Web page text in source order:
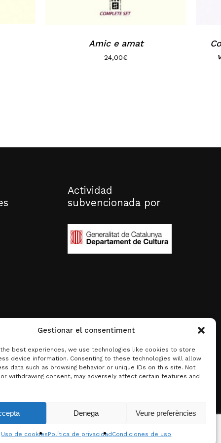
Gestionar el consentiment
best experiences, we use technologies like cookies to store
device information. Consenting to these technologies will allow
data such as browsing behavior or unique IDs on this site. Not
withdrawing consent, may adversely affect certain features and
Denega Veure preferències
Uso de cookiesPolítica de privacidadCondiciones de uso
carrito Finalizar compra
Amic e amat
24,00€
Actividad
subvencionada por